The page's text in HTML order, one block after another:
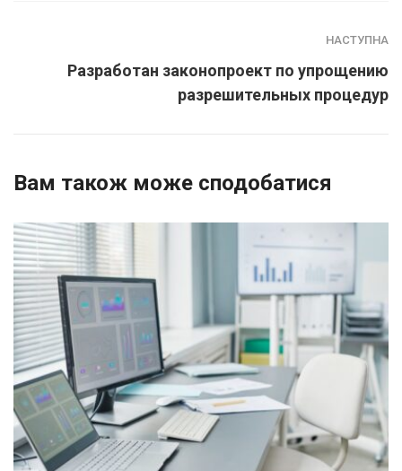
НАСТУПНА
Разработан законопроект по упрощению
разрешительных процедур
Вам також може сподобатися